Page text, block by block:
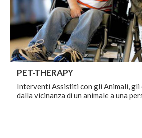
PET-THERAPY
Interventi Assistiti con gli Animali,
dalla vicinanza di un animale a una